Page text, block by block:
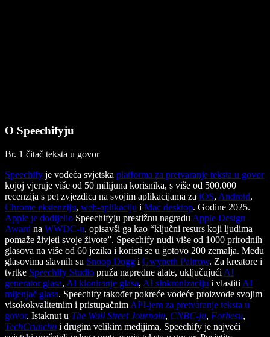
O Speechifyju
Br. 1 čitač teksta u govor
Speechify je vodeća svjetska platforma za pretvaranje teksta u govor
kojoj vjeruje više od 50 milijuna korisnika, s više od 500.000
recenzija s pet zvjezdica na svojim aplikacijama za iOS, Android,
Chrome ekstenziju, web-aplikaciju i Mac desktop. Godine 2025.
Apple je dodijelio Speechifyju prestižnu nagradu Apple Design
Award na WWDC-u, opisavši ga kao “ključni resurs koji ljudima
pomaže živjeti svoje živote”. Speechify nudi više od 1000 prirodnih
glasova na više od 60 jezika i koristi se u gotovo 200 zemalja. Među
glasovima slavnih su Snoop Dogg i Gwyneth Paltrow. Za kreatore i
tvrtke Speechify Studio pruža napredne alate, uključujući AI
generator glasa, AI kloniranje glasa, AI sinkronizaciju i vlastiti AI
mijenjač glasa. Speechify također pokreće vodeće proizvode svojim
visokokvalitetnim i pristupačnim API-jem za pretvaranje teksta u
govor. Istaknut u The Wall Street Journalu, CNBC-ju, Forbesu,
TechCrunchu i drugim velikim medijima, Speechify je najveći